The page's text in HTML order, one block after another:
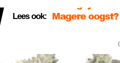
Lees ook:
Kies de beste
Kush,
belangrijkste